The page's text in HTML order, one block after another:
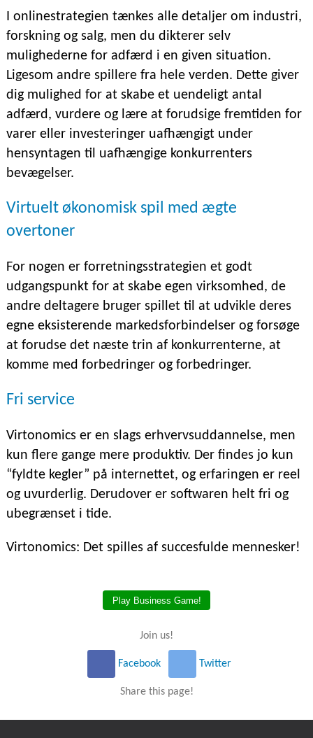
I onlinestrategien tænkes alle detaljer om industri,
forskning og salg, men du dikterer selv
mulighederne for adfærd i en given situation.
Ligesom andre spillere fra hele verden. Dette giver
dig mulighed for at skabe et uendeligt antal
adfærd, vurdere og lære at forudsige fremtiden for
varer eller investeringer uafhængigt under
hensyntagen til uafhængige konkurrenters
bevægelser.
Virtuelt økonomisk spil med ægte
overtoner
For nogen er forretningsstrategien et godt
udgangspunkt for at skabe egen virksomhed, de
andre deltagere bruger spillet til at udvikle deres
egne eksisterende markedsforbindelser og forsøge
at forudse det næste trin af konkurrenterne, at
komme med forbedringer og forbedringer.
Fri service
Virtonomics er en slags erhvervsuddannelse, men
kun flere gange mere produktiv. Der findes jo kun
“fyldte kegler” på internettet, og erfaringen er reel
og uvurderlig. Derudover er softwaren helt fri og
ubegrænset i tide.
Virtonomics: Det spilles af succesfulde mennesker!
Play Business Game!
Join us!
Facebook Twitter
Share this page!